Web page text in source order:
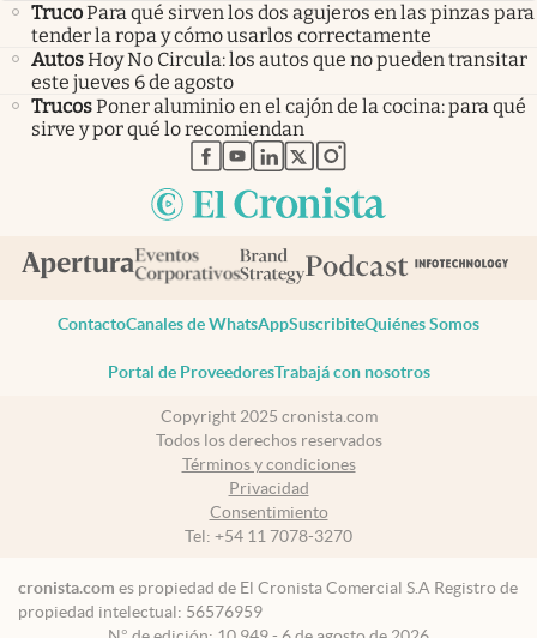
TrucoPara qué sirven los dos agujeros en las pinzas para
tender la ropa y cómo usarlos correctamente
AutosHoy No Circula: los autos que no pueden transitar
este jueves 6 de agosto
TrucosPoner aluminio en el cajón de la cocina: para qué
sirve y por qué lo recomiendan
abre en nueva pestaña
abre en nueva pestaña
abre en nueva pestaña
abre en nueva pestaña
abre en nueva pestaña
ContactoCanales de WhatsAppSuscribiteQuiénes Somos
Portal de ProveedoresTrabajá con nosotros
Copyright 2025 cronista.com
Todos los derechos reservados
Términos y condiciones
Privacidad
Consentimiento
Tel: +54 11 7078-3270
cronista.com es propiedad de El Cronista Comercial S.A Registro de
propiedad intelectual: 56576959